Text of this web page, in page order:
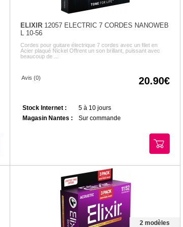
ELIXIR 12057 ELECTRIC 7 CORDES NANOWEB
L 10-56
Cordes pour guitare électrique 7 cordes avec un filet en
Acier plaqué Nickel Offrent un son brillant, puissant avec
beaucoup de ...
Avis (0) 20.90
Stock Internet :
5 à 10 jours
Magasin Nantes :
Sur commande
2 modèles